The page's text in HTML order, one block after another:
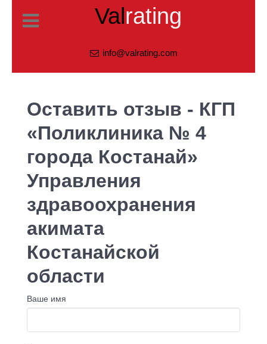
Valrating
info@valrating.com
Оставить отзыв - КГП
«Поликлиника № 4
города Костанай»
Управления
здравоохранения
акимата
Костанайской
области
Ваше имя